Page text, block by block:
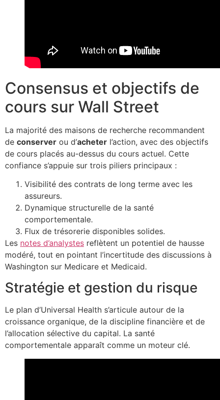
Consensus et objectifs de
cours sur Wall Street
La majorité des maisons de recherche recommandent
de conserver ou d’acheter l’action, avec des objectifs
de cours placés au-dessus du cours actuel. Cette
confiance s’appuie sur trois piliers principaux :
Visibilité des contrats de long terme avec les
assureurs.
Dynamique structurelle de la santé
comportementale.
Flux de trésorerie disponibles solides.
Les notes d’analystes reflètent un potentiel de hausse
modéré, tout en pointant l’incertitude des discussions à
Washington sur Medicare et Medicaid.
Stratégie et gestion du risque
Le plan d’Universal Health s’articule autour de la
croissance organique, de la discipline financière et de
l’allocation sélective du capital. La santé
comportementale apparaît comme un moteur clé.